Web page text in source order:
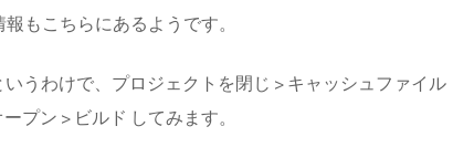
もこちらにあるようです。
いうわけで、プロジェクトを閉じ > キャッシュファイル
プン > ビルド してみます。